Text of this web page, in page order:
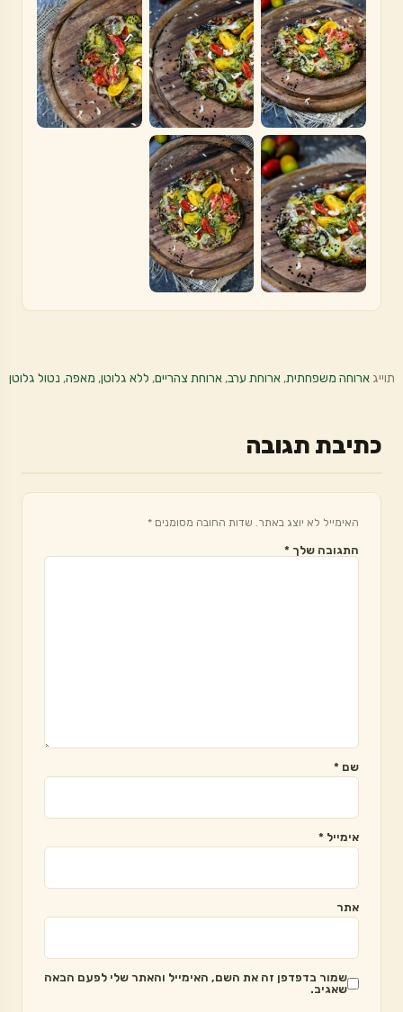
תוייגארוחה משפחתית,ארוחת ערב,ארוחת צהריים, ללא גלוטן, מאפה, נטול גלוטן
כתיבת תגובה
האימייל לא יוצג באתר. שדות החובה מסומנים *
התגובה שלך *
שם *
אימייל *
אתר
שמור בדפדפן זה את השם, האימייל והאתר שלי לפעם הבאה
שאגיב.